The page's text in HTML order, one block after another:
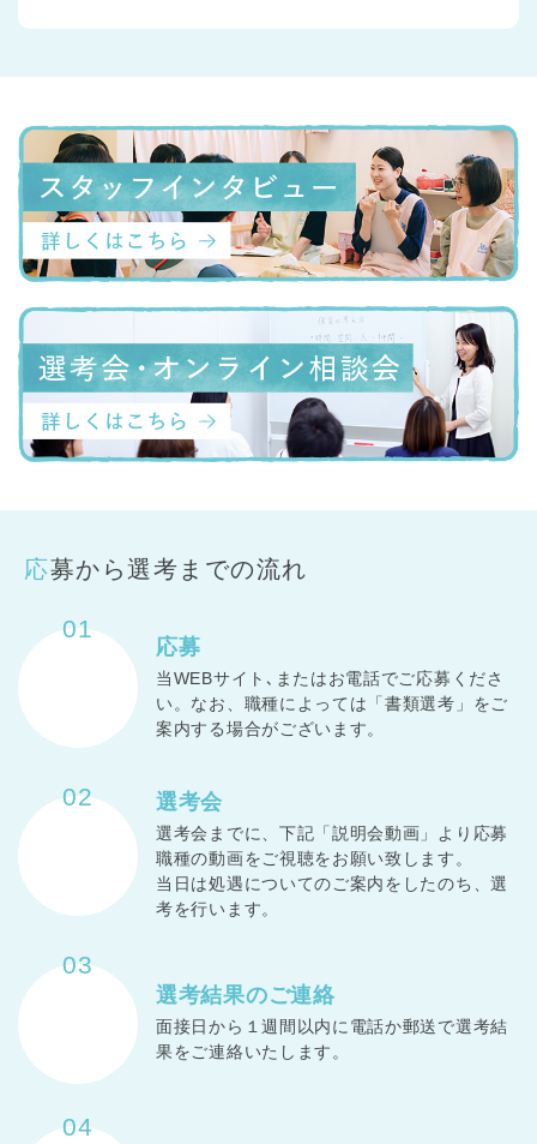
応募から選考までの流れ
01
応募
当WEBサイト､またはお電話でご応募くださ
い。なお、職種によっては「書類選考」をご
案内する場合がございます。
02 選考会
選考会までに、下記「説明会動画」より応募
職種の動画をご視聴をお願い致します。
当日は処遇についてのご案内をしたのち、選
考を行います。
03
選考結果のご連絡
面接日から１週間以内に電話か郵送で選考結
果をご連絡いたします。
04